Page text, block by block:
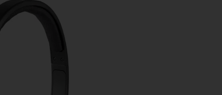
ประสบการณ์เสียงที่เหนือกว่า ในทุกการประชุม, ฟังเพลง